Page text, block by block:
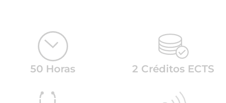
50 Horas 2 Créditos ECTS